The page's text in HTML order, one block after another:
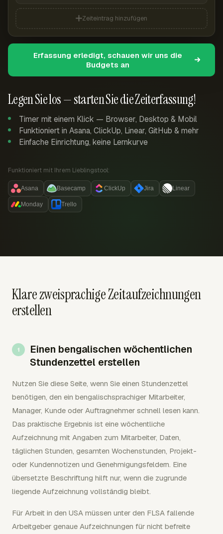
Legen Sie los — starten Sie die Zeiterfassung!
Timer mit einem Klick — Browser, Desktop & Mobil
Funktioniert in Asana, ClickUp, Linear, GitHub & mehr
Einfache Einrichtung, keine Lernkurve
Funktioniert mit Ihrem Lieblingstool:
Asana Basecamp ClickUp Jira Linear
Monday Trello
Zeiteintrag hinzufügen
Erfassung erledigt, schauen wir uns die
Budgets an
Klare zweisprachige Zeitaufzeichnungen
erstellen
Einen bengalischen wöchentlichen
Stundenzettel erstellen
Nutzen Sie diese Seite, wenn Sie einen Stundenzettel
benötigen, den ein bengalischsprachiger Mitarbeiter,
Manager, Kunde oder Auftragnehmer schnell lesen kann.
Das praktische Ergebnis ist eine wöchentliche
Aufzeichnung mit Angaben zum Mitarbeiter, Daten,
täglichen Stunden, gesamten Wochenstunden, Projekt-
oder Kundennotizen und Genehmigungsfeldern. Eine
übersetzte Beschriftung hilft nur, wenn die zugrunde
liegende Aufzeichnung vollständig bleibt.
Für Arbeit in den USA müssen unter den FLSA fallende
Arbeitgeber genaue Aufzeichnungen für nicht befreite